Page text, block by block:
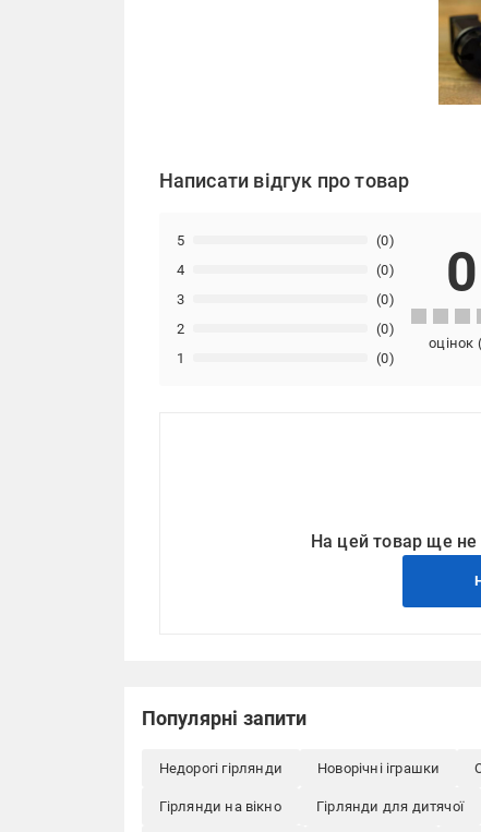
Написати відгук про товар
1 (0)
2 (0)
3 (0)
4 (0)
5 (0)
0
оцінок (
На цей товар ще не
Популярні запити
Недорогі гірлянди Новорічні іграшки
Гірлянди на вікно Гірлянди для дитячої